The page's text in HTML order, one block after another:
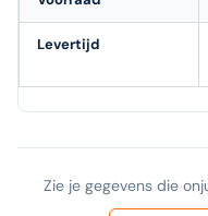
Levertijd
Zie je gegevens die